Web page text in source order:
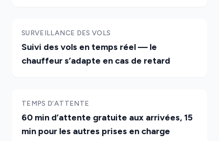
SURVEILLANCE DES VOLS
Suivi des vols en temps réel — le
chauffeur s’adapte en cas de retard
TEMPS D’ATTENTE
60 min d’attente gratuite aux arrivées, 15
min pour les autres prises en charge